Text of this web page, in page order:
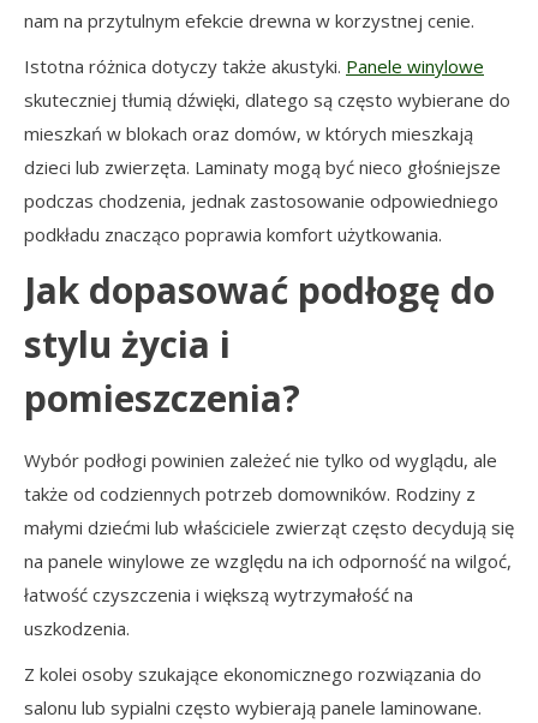
nam na przytulnym efekcie drewna w korzystnej cenie.
Istotna różnica dotyczy także akustyki. Panele winylowe
skuteczniej tłumią dźwięki, dlatego są często wybierane do
mieszkań w blokach oraz domów, w których mieszkają
dzieci lub zwierzęta. Laminaty mogą być nieco głośniejsze
podczas chodzenia, jednak zastosowanie odpowiedniego
podkładu znacząco poprawia komfort użytkowania.
Jak dopasować podłogę do
stylu życia i
pomieszczenia?
Wybór podłogi powinien zależeć nie tylko od wyglądu, ale
także od codziennych potrzeb domowników. Rodziny z
małymi dziećmi lub właściciele zwierząt często decydują się
na panele winylowe ze względu na ich odporność na wilgoć,
łatwość czyszczenia i większą wytrzymałość na
uszkodzenia.
Z kolei osoby szukające ekonomicznego rozwiązania do
salonu lub sypialni często wybierają panele laminowane.